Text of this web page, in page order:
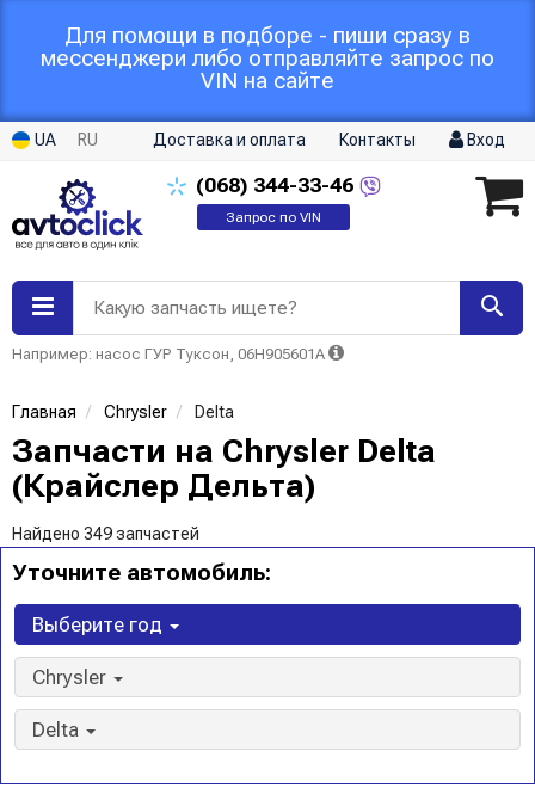
Для помощи в подборе - пиши сразу в
мессенджери либо отправляйте запрос по
VIN на сайте
UA RU Доставка и оплата Контакты Вход
(068) 344-33-46
Запрос по VIN
Какую запчасть ищете?
Например: насос ГУР Туксон, 06H905601A
Главная Chrysler Delta
Запчасти на Chrysler Delta
(Крайслер Дельта)
Найдено 349 запчастей
Уточните автомобиль:
Выберите год
Chrysler
Delta